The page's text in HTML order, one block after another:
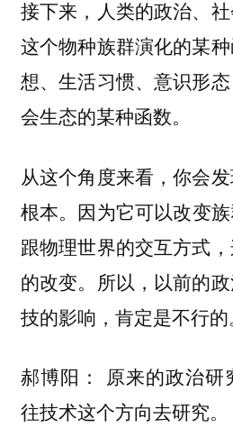
接下来，人类的政治、
这个物种族群演化的某
想、生活习惯、意识形
会生态的某种函数。
从这个角度来看，你会
根本。 因为它可以改变
跟物理世界的交互方式
的改变。所以，以前的
技的影响，肯定是不行的
郝博阳： 原来的政治研
往技术这个方向去研究。